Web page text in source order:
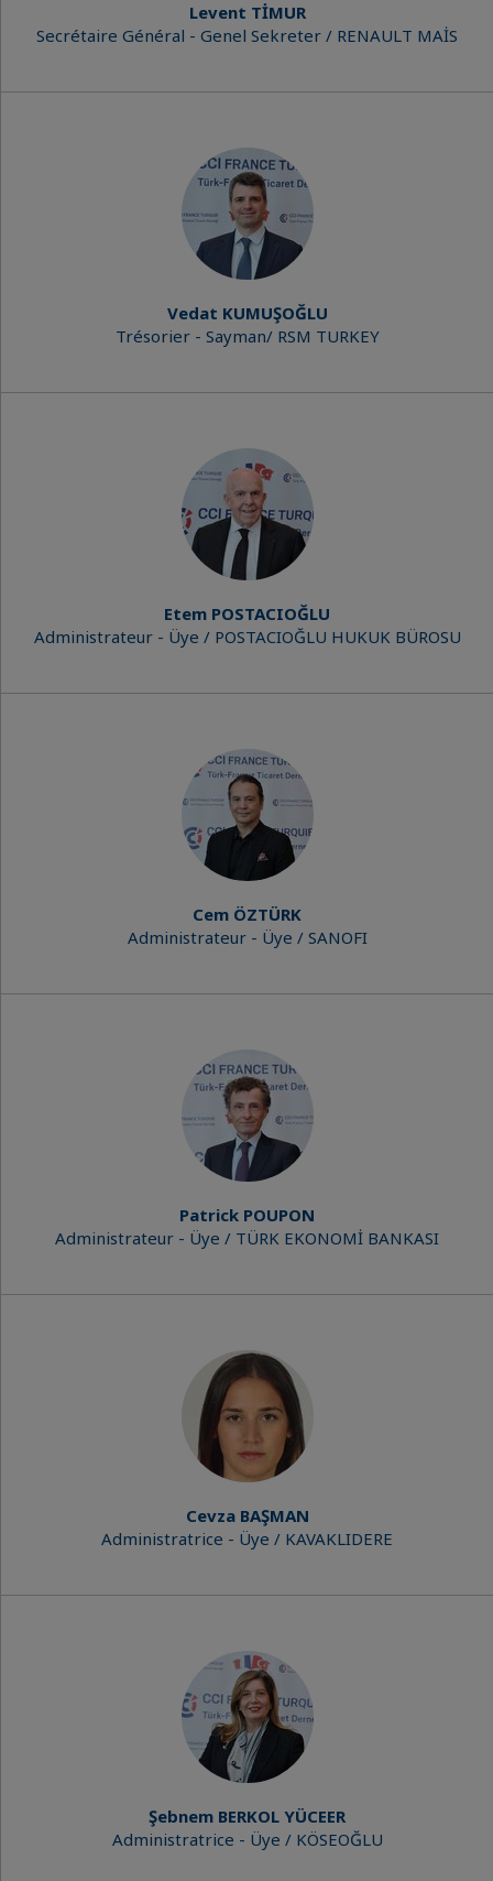
Levent TİMUR
Secrétaire Général - Genel Sekreter / RENAULT MAİS
Vedat KUMUŞOĞLU
Trésorier - Sayman/ RSM TURKEY
Etem POSTACIOĞLU
Administrateur - Üye / POSTACIOĞLU HUKUK BÜROSU
Cem ÖZTÜRK
Administrateur - Üye / SANOFI
Patrick POUPON
Administrateur - Üye / TÜRK EKONOMİ BANKASI
Cevza BAŞMAN
Administratrice - Üye / KAVAKLIDERE
Şebnem BERKOL YÜCEER
Administratrice - Üye / KÖSEOĞLU